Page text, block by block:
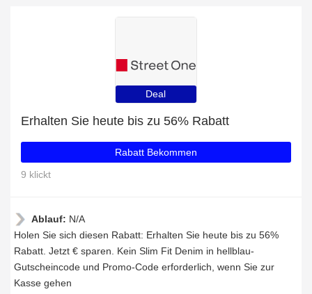
Deal
Erhalten Sie heute bis zu 56% Rabatt
Rabatt Bekommen
9 klickt
Ablauf: N/A
Holen Sie sich diesen Rabatt: Erhalten Sie heute bis zu 56%
Rabatt. Jetzt € sparen. Kein Slim Fit Denim in hellblau-
Gutscheincode und Promo-Code erforderlich, wenn Sie zur
Kasse gehen